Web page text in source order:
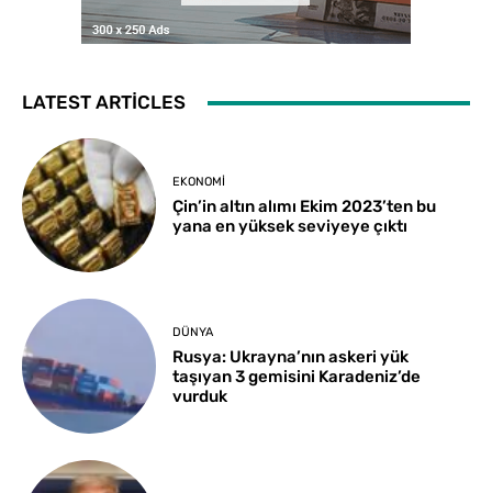
LATEST ARTICLES
EKONOMI
Çin’in altın alımı Ekim 2023’ten bu
yana en yüksek seviyeye çıktı
DÜNYA
Rusya: Ukrayna’nın askeri yük
taşıyan 3 gemisini Karadeniz’de
vurduk